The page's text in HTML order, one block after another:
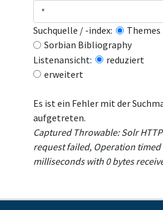
Suchquelle / -index:
Themes
Sorbian Bibliography
Listenansicht:
reduziert
erweitert
Es ist ein Fehler mit der
aufgetreten.
Captured Throwable: Solr
request failed, Operation timed
milliseconds with 0 bytes